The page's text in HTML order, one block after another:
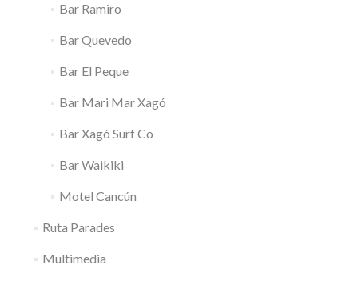
Bar Ramiro
Bar Quevedo
Bar El Peque
Bar Mari Mar Xagó
Bar Xagó Surf Co
Bar Waikiki
Motel Cancún
Ruta Parades
Multimedia